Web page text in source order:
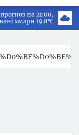
прогноз на 21:00
хмари 19.8℃